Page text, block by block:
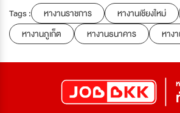
Tags : หางานราชการ หางานเชียงใหม่
หางานภูเก็ต
หางานธนาคาร หาง